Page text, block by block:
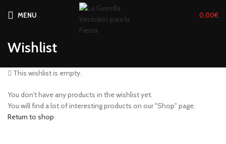
MENU 0,00€
Wishlist
This wishlist is empty.
You don't have any products in the wishlist yet.
You will find a lot of interesting products on our "Shop" page.
Return to shop